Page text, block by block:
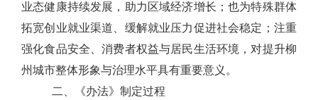
业态健康持续发展，助力区域经济增长；也为特殊群体
拓宽创业就业渠道、缓解就业压力促进社会稳定；注重
强化食品安全、消费者权益与居民生活环境，对提升柳
州城市整体形象与治理水平具有重要意义。
二、《办法》制定过程